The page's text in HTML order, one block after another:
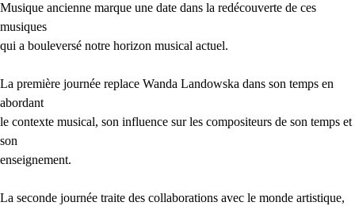
Musique ancienne marque une date dans la redécouverte de ces
musiques
qui a bouleversé notre horizon musical actuel.
La première journée replace Wanda Landowska dans son temps en
abordant
le contexte musical, son influence sur les compositeurs de son temps et
son
enseignement.
La seconde journée traite des collaborations avec le monde artistique,